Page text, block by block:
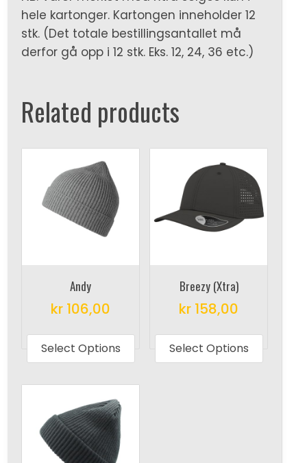
hele kartonger. Kartongen inneholder 12
stk. (Det totale bestillingsantallet må
derfor gå opp i 12 stk. Eks. 12, 24, 36 etc.)
Related products
Andy
kr 106,00
Select Options
product
has
multiple
Breezy (Xtra)
kr 158,00
Select Options
has